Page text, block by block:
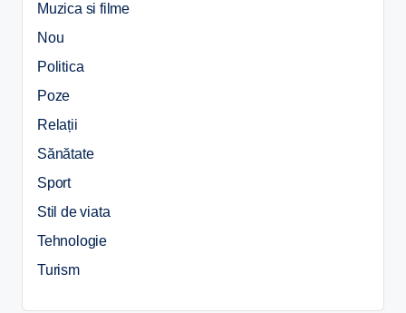
Muzica si filme
Nou
Politica
Poze
Relații
Sănătate
Sport
Stil de viata
Tehnologie
Turism